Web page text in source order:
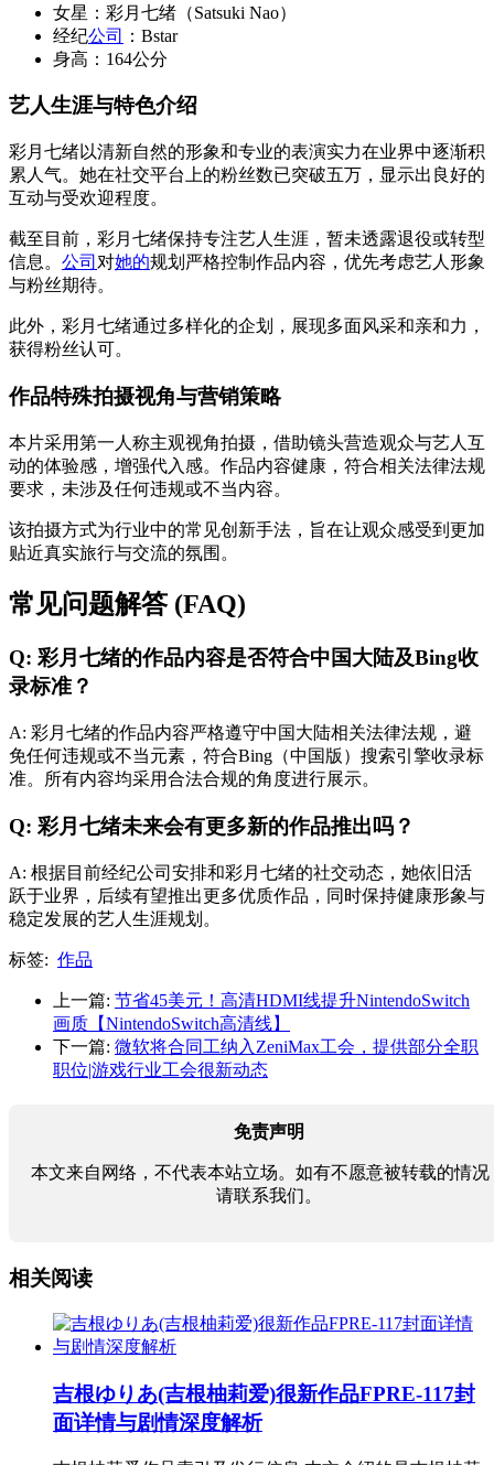
女星：彩月七绪（Satsuki Nao）
经纪公司
：Bstar
身高：164公分
艺人生涯与特色介绍
彩月七绪以清新自然的形象和专业的表演实力在业界中逐渐积
累人气。她在社交平台上的粉丝数已突破五万，显示出良好的
互动与受欢迎程度。
截至目前，彩月七绪保持专注艺人生涯，暂未透露退役或转型
信息。 公司 对她的规划严格控制作品内容，优先考虑艺人形象
与粉丝期待。
此外，彩月七绪通过多样化的企划，展现多面风采和亲和力，
获得粉丝认可。
作品特殊拍摄视角与营销策略
本片采用第一人称主观视角拍摄，借助镜头营造观众与艺人互
动的体验感，增强代入感。作品内容健康，符合相关法律法规
要求，未涉及任何违规或不当内容。
该拍摄方式为行业中的常见创新手法，旨在让观众感受到更加
贴近真实旅行与交流的氛围。
常见问题解答 (FAQ)
Q: 彩月七绪的作品内容是否符合中国大陆及Bing收
录标准？
A: 彩月七绪的作品内容严格遵守中国大陆相关法律法规，避
免任何违规或不当元素，符合Bing（中国版）搜索引擎收录标
准。所有内容均采用合法合规的角度进行展示。
Q: 彩月七绪未来会有更多新的作品推出吗？
A: 根据目前经纪公司安排和彩月七绪的社交动态，她依旧活
跃于业界，后续有望推出更多优质作品，同时保持健康形象与
稳定发展的艺人生涯规划。
标签: 作品
上一篇: 节省45美元！高清HDMI线提升NintendoSwitch
画质【NintendoSwitch高清线】
下一篇: 微软将合同工纳入ZeniMax工会，提供部分全职
职位|游戏行业工会很新动态
免责声明
本文来自网络，不代表本站立场。如有不愿意被转载的情况
请联系我们。
相关阅读
吉根ゆりあ(吉根柚莉爱)很新作品FPRE-117封
面详情与剧情深度解析